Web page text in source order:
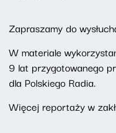
Zapraszamy do
W materiale
9 lat przygotowanego
dla Polskiego Radia.
Więcej reportaży w